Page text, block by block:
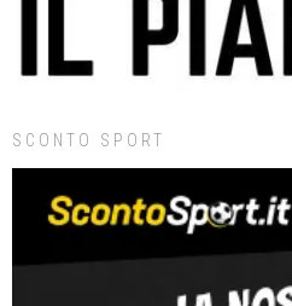
SCONTO SPORT